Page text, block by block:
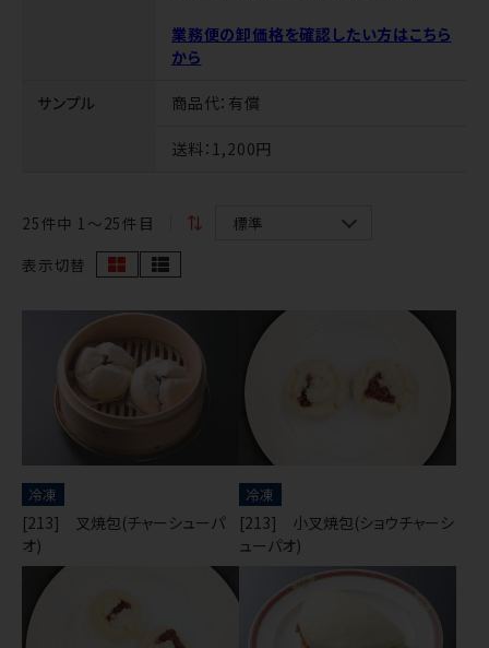
業務便の卸価格を確認したい方はこちら
から
サンプル 商品代：有償
送料：1,200円
25 件中 1〜25件目
表示切替
冷凍
[213] 叉焼包(チャーシューパ
オ)
冷凍
[213] 小叉焼包(ショウチャーシ
ューパオ)